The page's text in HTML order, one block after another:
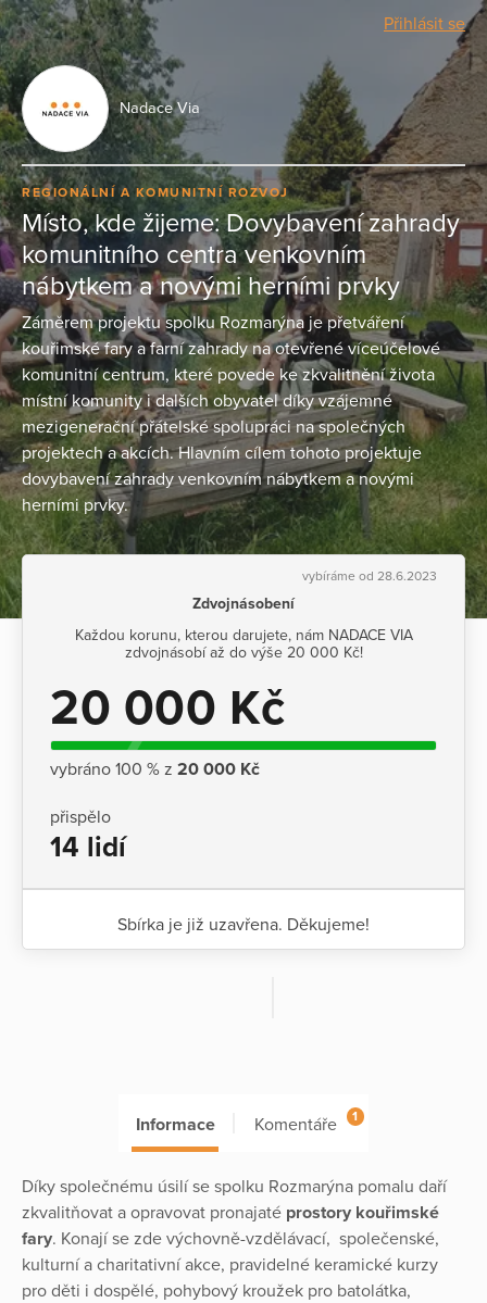
Přihlásit se
Nadace Via
REGIONÁLNÍ A KOMUNITNÍ ROZVOJ
Místo, kde žijeme: Dovybavení zahrady
komunitního centra venkovním
nábytkem a novými herními prvky
Záměrem projektu spolku Rozmarýna je přetváření
kouřimské fary a farní zahrady na otevřené víceúčelové
komunitní centrum, které povede ke zkvalitnění života
místní komunity i dalších obyvatel díky vzájemné
mezigenerační přátelské spolupráci na společných
projektech a akcích. Hlavním cílem tohoto projektuje
dovybavení zahrady venkovním nábytkem a novými
herními prvky.
vybíráme od 28.6.2023
Zdvojnásobení
Každou korunu, kterou darujete, nám NADACE VIA
zdvojnásobí až do výše 20 000 Kč!
20 000 Kč
vybráno 100 % z 20 000 Kč
přispělo
14 lidí
Sbírka je již uzavřena. Děkujeme!
Informace Komentáře 1
Díky společnému úsilí se spolku Rozmarýna pomalu daří
zkvalitňovat a opravovat pronajaté prostory kouřimské
fary. Konají se zde výchovně-vzdělávací, společenské,
kulturní a charitativní akce, pravidelné keramické kurzy
pro děti i dospělé, pohybový kroužek pro batolátka,